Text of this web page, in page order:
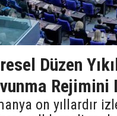
Düzen
on yıllardır